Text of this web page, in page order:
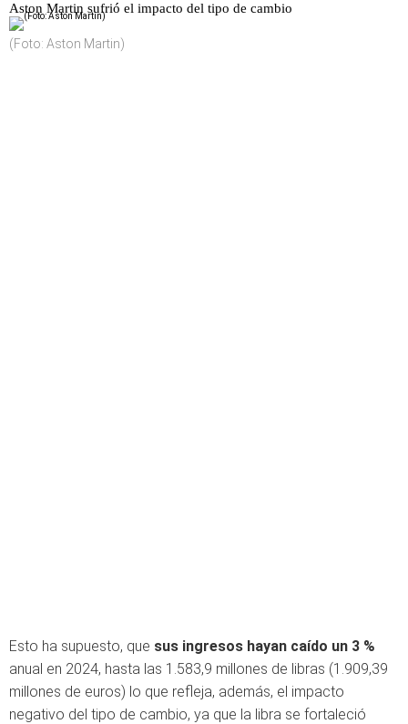
Aston Martin sufrió el impacto del tipo de cambio
(Foto: Aston Martin)
Esto ha supuesto, que sus ingresos hayan caído un 3 %
anual en 2024, hasta las 1.583,9 millones de libras (1.909,39
millones de euros) lo que refleja, además, el impacto
negativo del tipo de cambio, ya que la libra se fortaleció